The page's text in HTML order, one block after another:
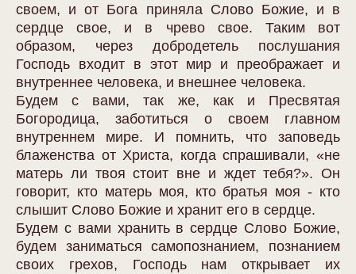
своем, и от Бога приняла Слово Божие, и в
сердце свое, и в чрево свое. Таким вот
образом, через добродетель послушания
Господь входит в этот мир и преображает и
внутреннее человека, и внешнее человека.
Будем с вами, так же, как и Пресвятая
Богородица, заботиться о своем главном
внутреннем мире. И помнить, что заповедь
блаженства от Христа, когда спрашивали, «не
матерь ли твоя стоит вне и ждет тебя?». Он
говорит, кто матерь моя, кто братья моя - кто
слышит Слово Божие и хранит его в сердце.
Будем с вами хранить в сердце Слово Божие,
будем заниматься самопознанием, познанием
своих грехов, Господь нам открывает их